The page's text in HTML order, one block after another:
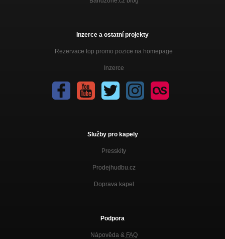
Inzerce a ostatní projekty
Rezervace top promo pozice na homepage
Inzerce
Služby pro kapely
Presskity
Prodejhudbu.cz
Doprava kapel
Podpora
Nápověda & FAQ